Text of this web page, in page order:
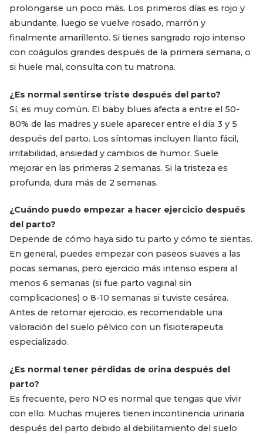
prolongarse un poco más. Los primeros días es rojo y
abundante, luego se vuelve rosado, marrón y
finalmente amarillento. Si tienes sangrado rojo intenso
con coágulos grandes después de la primera semana, o
si huele mal, consulta con tu matrona.
¿Es normal sentirse triste después del parto?
Sí, es muy común. El baby blues afecta a entre el 50-
80% de las madres y suele aparecer entre el día 3 y 5
después del parto. Los síntomas incluyen llanto fácil,
irritabilidad, ansiedad y cambios de humor. Suele
mejorar en las primeras 2 semanas. Si la tristeza es
profunda, dura más de 2 semanas.
¿Cuándo puedo empezar a hacer ejercicio después
del parto?
Depende de cómo haya sido tu parto y cómo te sientas.
En general, puedes empezar con paseos suaves a las
pocas semanas, pero ejercicio más intenso espera al
menos 6 semanas (si fue parto vaginal sin
complicaciones) o 8-10 semanas si tuviste cesárea.
Antes de retomar ejercicio, es recomendable una
valoración del suelo pélvico con un fisioterapeuta
especializado.
¿Es normal tener pérdidas de orina después del
parto?
Es frecuente, pero NO es normal que tengas que vivir
con ello. Muchas mujeres tienen incontinencia urinaria
después del parto debido al debilitamiento del suelo